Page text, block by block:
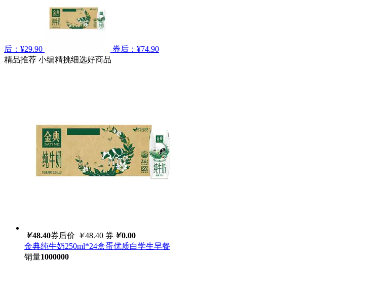
后：¥29.90
券后：¥74.90
精品推荐 小编精挑细选好商品
￥48.40券后价 ￥48.40 券 ￥0.00
金典纯牛奶250ml*24盒蛋优质白学生早餐
销量1000000